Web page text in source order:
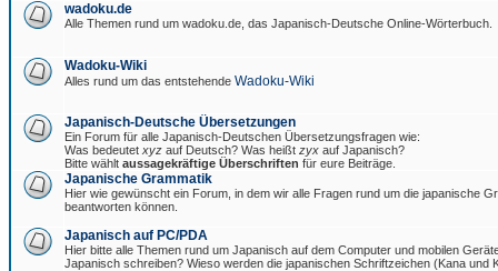
wadoku.de
Alle Themen rund um wadoku.de, das Japanisch-Deutsche Online-Wörterbuch.
Wadoku-Wiki
Alles rund um das entstehende Wadoku-Wiki
Japanisch-Deutsche Übersetzungen
Ein Forum für alle Japanisch-Deutschen Übersetzungsfragen wie:
Was bedeutet xyz auf Deutsch? Was heißt zyx auf Japanisch?
Bitte wählt aussagekräftige Überschriften für eure Beiträge.
Japanische Grammatik
Hier wie gewünscht ein Forum, in dem wir alle Fragen rund um die japanische
beantworten können.
Japanisch auf PC/PDA
Hier bitte alle Themen rund um Japanisch auf dem Computer und mobilen
Japanisch schreiben? Wieso werden die japanischen Schriftzeichen (Kana und